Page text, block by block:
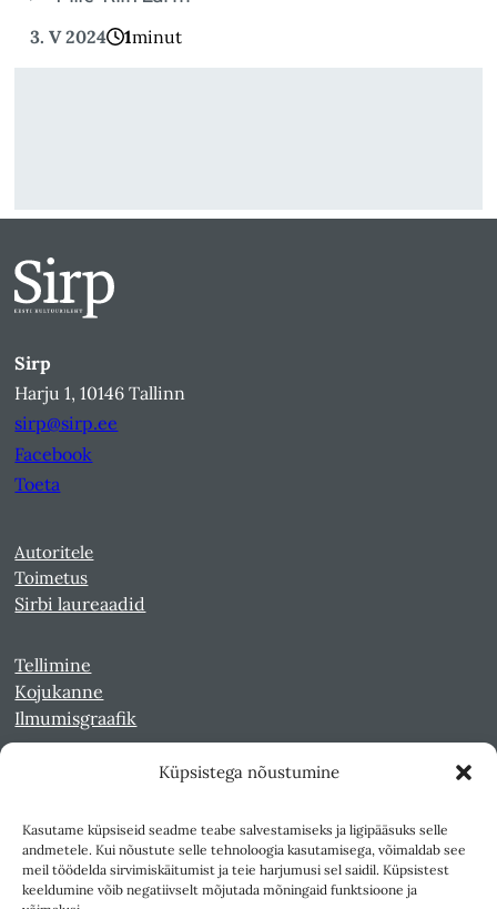
Küpsistega nõustumine
Kasutame küpsiseid seadme teabe salvestamiseks ja ligipääsuks selle
andmetele. Kui nõustute selle tehnoloogia kasutamisega, võimaldab see
meil töödelda sirvimiskäitumist ja teie harjumusi sel saidil. Küpsistest
keeldumine võib negatiivselt mõjutada mõningaid funktsioone ja
3. V 2024 1minut
Sirp
Harju 1, 10146 Tallinn
sirp@sirp.ee
Facebook
Toeta
Autoritele
Toimetus
Sirbi laureaadid
Tellimine
Kojukanne
Ilmumisgraafik
Kultuurileht 1994-1997
Reede 1989-1990
Sirp ja Vasar 1940-1989